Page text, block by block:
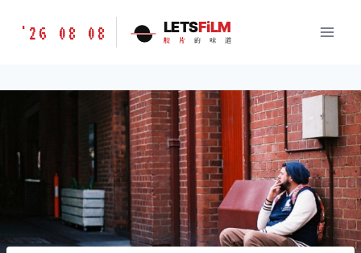
胶
味
'26 08 08 LETSFiLM
胶 片 的 味 道